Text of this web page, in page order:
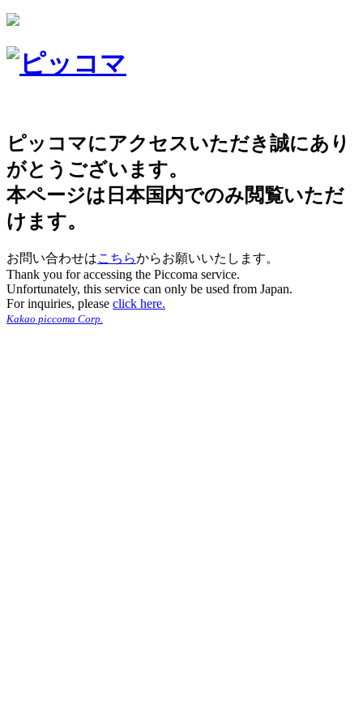
ピッコマにアクセスいただき誠にあり
がとうございます。
本ページは日本国内でのみ閲覧いただ
けます。
お問い合わせはこちらからお願いいたします。
Thank you for accessing the Piccoma service.
Unfortunately, this service can only be used from Japan.
For inquiries, please click here.
Kakao piccoma Corp.